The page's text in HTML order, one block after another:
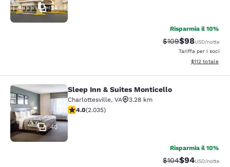
34
Risparmia il 10%
Tariffa di
$109Tariffa
$98USD/notte
Tariffa per i soci
Visualizza i
$112 totale
Sleep Inn & Suites Monticello
40
Sleep Inn & Suites Monticello
Charlottesville, VA
3.28 km
Valutazione di 4.03 stelle. Molto buono. 2035
4.0(2.035)
Risparmia il 10%
Tariffa di
$104Tariffa
$94USD/notte